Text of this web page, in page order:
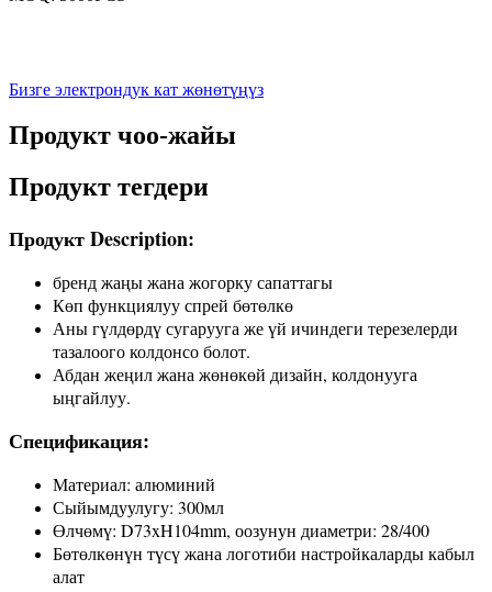
Бизге электрондук кат жөнөтүңүз
Продукт чоо-жайы
Продукт тегдери
Продукт Description:
бренд жаңы жана жогорку сапаттагы
Көп функциялуу спрей бөтөлкө
Аны гүлдөрдү сугарууга же үй ичиндеги терезелерди
тазалоого колдонсо болот.
Абдан жеңил жана жөнөкөй дизайн, колдонууга
ыңгайлуу.
Спецификация:
Материал: алюминий
Сыйымдуулугу: 300мл
Өлчөмү: D73xH104mm, оозунун диаметри: 28/400
Бөтөлкөнүн түсү жана логотиби настройкаларды кабыл
алат